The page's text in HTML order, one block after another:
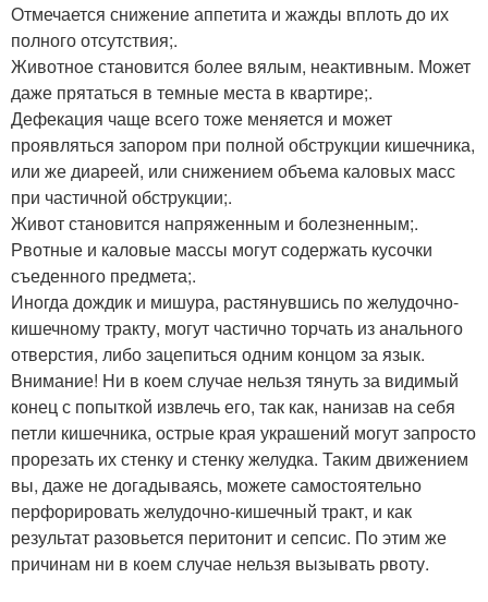
Отмечается снижение аппетита и жажды вплоть до их
полного отсутствия;.
Животное становится более вялым, неактивным. Может
даже прятаться в темные места в квартире;.
Дефекация чаще всего тоже меняется и может
проявляться запором при полной обструкции кишечника,
или же диареей, или снижением объема каловых масс
при частичной обструкции;.
Живот становится напряженным и болезненным;.
Рвотные и каловые массы могут содержать кусочки
съеденного предмета;.
Иногда дождик и мишура, растянувшись по желудочно-
кишечному тракту, могут частично торчать из анального
отверстия, либо зацепиться одним концом за язык.
Внимание! Ни в коем случае нельзя тянуть за видимый
конец с попыткой извлечь его, так как, нанизав на себя
петли кишечника, острые края украшений могут запросто
прорезать их стенку и стенку желудка. Таким движением
вы, даже не догадываясь, можете самостоятельно
перфорировать желудочно-кишечный тракт, и как
результат разовьется перитонит и сепсис. По этим же
причинам ни в коем случае нельзя вызывать рвоту.